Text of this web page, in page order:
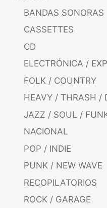
BANDAS SONORAS
CASSETTES
CD
ELECTRÓNICA /
FOLK / COUNTRY
HEAVY / THRASH /
JAZZ / SOUL /
NACIONAL
POP / INDIE
PUNK / NEW WAVE
RECOPILATORIOS
ROCK / GARAGE